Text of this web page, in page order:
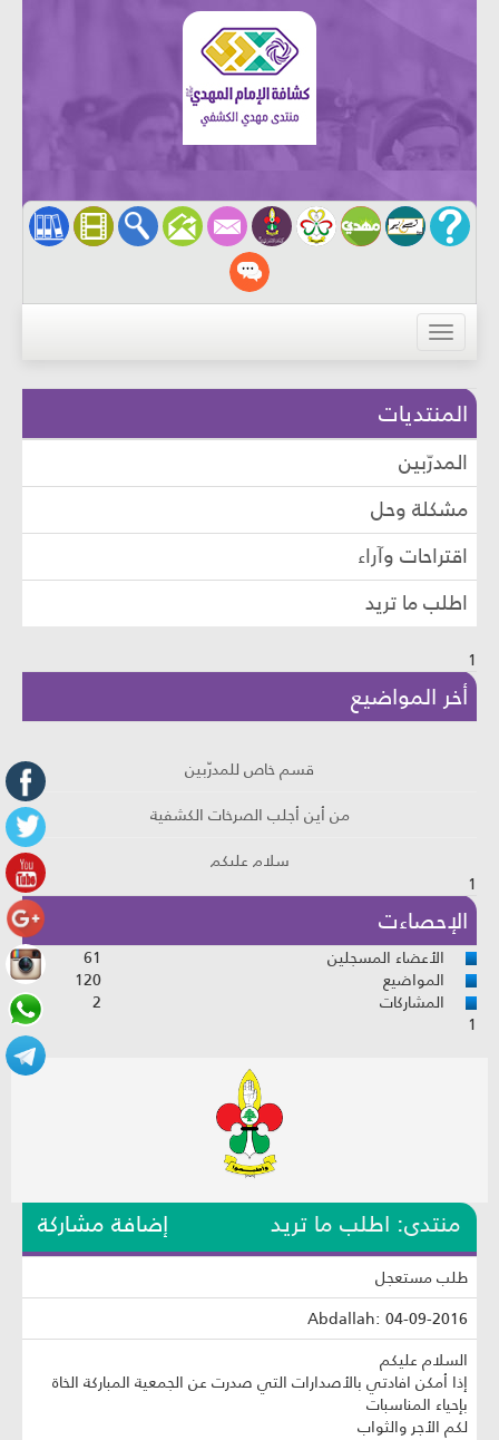
القائمة
المنتديات
المدرّبين
مشكلة وحل
اقتراحات وآراء
اطلب ما تريد
1
أخر المواضيع
قسم خاص للمدرّبين
من أين أجلب الصرخات الكشفية
سلام عليكم
هل انت كثير النسيان
1
الإحصاءت
الأعضاء المسجلين
61
المواضيع
120
المشاركات
2
1
منتدى: اطلب ما تريد إضافة مشاركة
طلب مستعجل
Abdallah: 04-09-2016
السلام عليكم
إذا أمكن افادتي بالأصدارات التي صدرت عن الجمعية المباركة الخاة
بإحياء المناسبات
لكم الأجر والثواب